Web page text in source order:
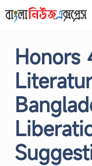
to
Honors